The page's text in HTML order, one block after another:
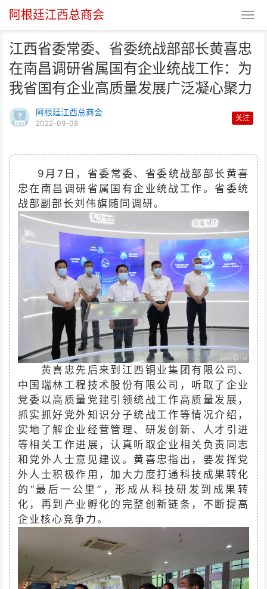
阿根廷江西总商会
江西省委常委、省委统战部部长黄喜忠
在南昌调研省属国有企业统战工作：为
我省国有企业高质量发展广泛凝心聚力
阿根廷江西总商会
2022-09-08
关注
9月7日，省委常委、省委统战部部长黄喜
忠在南昌调研省属国有企业统战工作。省委统
战部副部长刘伟旗随同调研。
黄喜忠先后来到江西铜业集团有限公司、
中国瑞林工程技术股份有限公司，听取了企业
党委以高质量党建引领统战工作高质量发展，
抓实抓好党外知识分子统战工作等情况介绍，
实地了解企业经营管理、研发创新、人才引进
等相关工作进展，认真听取企业相关负责同志
和党外人士意见建议。黄喜忠指出，要发挥党
外人士积极作用，加大力度打通科技成果转化
的“最后一公里”，形成从科技研发到成果转
化，再到产业孵化的完整创新链条，不断提高
企业核心竞争力。
喜忠在南昌调研省属国有